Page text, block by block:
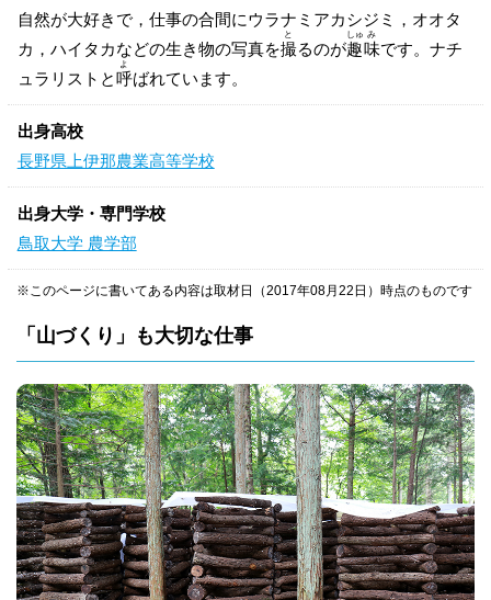
自然が大好きで，仕事の合間にウラナミアカシジミ，オオタ
カ，ハイタカなどの生き物の写真を撮
と
るのが趣
しゅ
味
み
です。ナチ
ュラリストと呼
よ
ばれています。
出身高校
長野県上伊那農業高等学校
出身大学・専門学校
鳥取大学 農学部
※このページに書いてある内容は取材日（2017年08月22日）時点のものです
「山づくり」も大切な仕事